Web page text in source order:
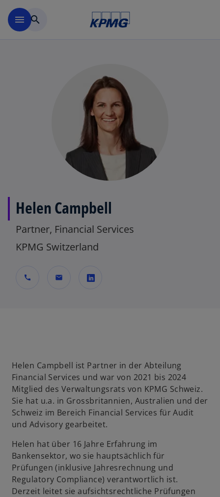
menu search
Helen Campbell
Partner, Financial Services
KPMG Switzerland
call mail
e
i
n
e
r
n
e
u
e
n
Helen Campbell ist Partner in der Abteilung
Financial Services und war von 2021 bis 2024
Mitglied des Verwaltungsrats von KPMG Schweiz.
Sie hat u.a. in Grossbritannien, Australien und der
Schweiz im Bereich Financial Services für Audit
und Advisory gearbeitet.
Helen hat über 16 Jahre Erfahrung im
Bankensektor, wo sie hauptsächlich für
Prüfungen (inklusive Jahresrechnung und
Regulatory Compliance) verantwortlich ist.
Derzeit leitet sie aufsichtsrechtliche Prüfungen